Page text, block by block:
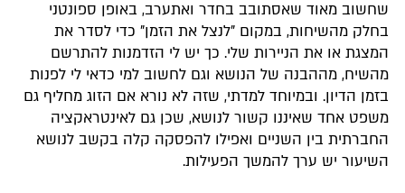
שחשוב מאוד שאסתובב בחדר ואתערב, באופן ספונטני
בחלק מהשיחות, במקום "לנצל את הזמן" כדי לסדר את
המצגת או את הניירות שלי. כך יש לי הזדמנות להתרשם
מהשיח, מההבנה של הנושא וגם לחשוב למי כדאי לי לפנות
בזמן הדיון. ובמיוחד למדתי, שזה לא נורא אם הזוג מחליף גם
משפט אחד שאיננו קשור לנושא, שכן גם לאינטראקציה
החברתית בין השניים ואפילו להפסקה קלה בקשב לנושא
השיעור יש ערך להמשך הפעילות.